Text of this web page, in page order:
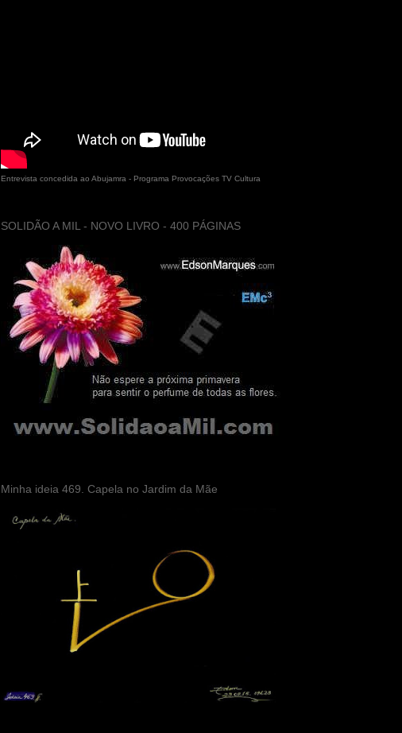
Entrevista concedida ao Abujamra - Programa Provocações TV Cultura
SOLIDÃO A MIL - NOVO LIVRO - 400 PÁGINAS
Minha ideia 469. Capela no Jardim da Mãe